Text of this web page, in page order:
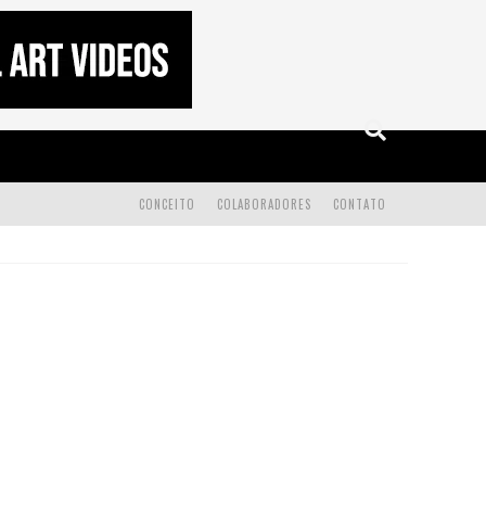
CONTATO
COLABORADORES
CONCEITO